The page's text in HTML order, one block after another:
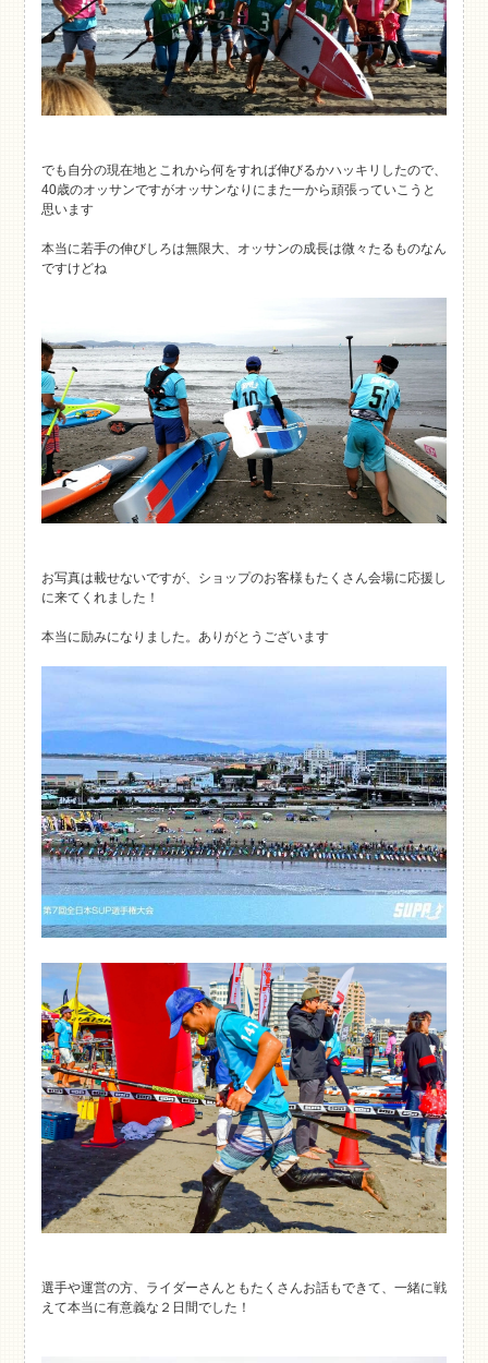
でも自分の現在地とこれから何をすれば伸びるかハッキリしたので、
40歳のオッサンですがオッサンなりにまた一から頑張っていこうと
思います
本当に若手の伸びしろは無限大、オッサンの成長は微々たるものなん
ですけどね
お写真は載せないですが、ショップのお客様もたくさん会場に応援し
に来てくれました！
本当に励みになりました。ありがとうございます
選手や運営の方、ライダーさんともたくさんお話もできて、一緒に戦
えて本当に有意義な２日間でした！